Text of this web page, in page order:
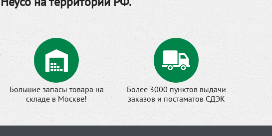
Большие запасы товара на
складе в Москве!
Более 3000 пунктов выдачи
заказов и постаматов СДЭК